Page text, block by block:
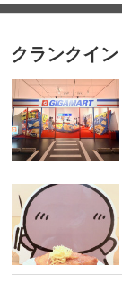
クランクイ